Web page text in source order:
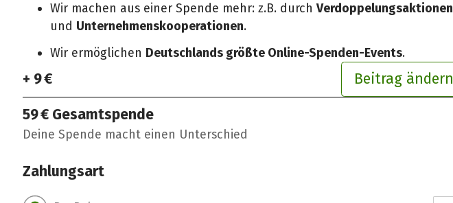
Wir machen aus einer Spende mehr: z.B. durchVerdoppelungsaktionen
und Unternehmenskooperationen.
Wir ermöglichen Deutschlands größte Online-Spenden-Events.
+ 9 € Beitrag ändern
59 € Gesamtspende
Deine Spende macht einen Unterschied
Zahlungsart